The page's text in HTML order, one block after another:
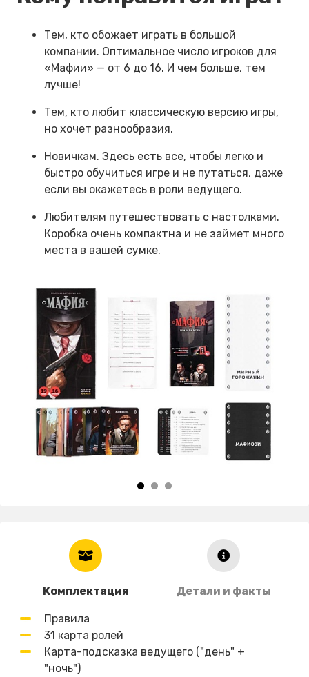
Тем, кто обожает играть в большой
компании. Оптимальное число игроков для
«Мафии» — от 6 до 16. И чем больше, тем
лучше!
Тем, кто любит классическую версию игры,
но хочет разнообразия.
Новичкам. Здесь есть все, чтобы легко и
быстро обучиться игре и не путаться, даже
если вы окажетесь в роли ведущего.
Любителям путешествовать с настолками.
Коробка очень компактна и не займет много
места в вашей сумке.
Комплектация Детали и факты
Правила
31 карта ролей
Карта-подсказка ведущего ("день" +
"ночь")